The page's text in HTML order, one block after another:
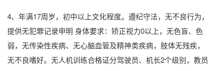
4、年满17周岁，初中以上文化程度。遵纪守法，无不良行为，
提供无犯罪记录申明 身体要求：矫正视力0以上，无色盲、色
弱，无传染性疾病、无心脑血管及精神类疾病，肢体无残疾，
无不良嗜好。无人机训练合格证分驾驶员、机长2个级别，教员